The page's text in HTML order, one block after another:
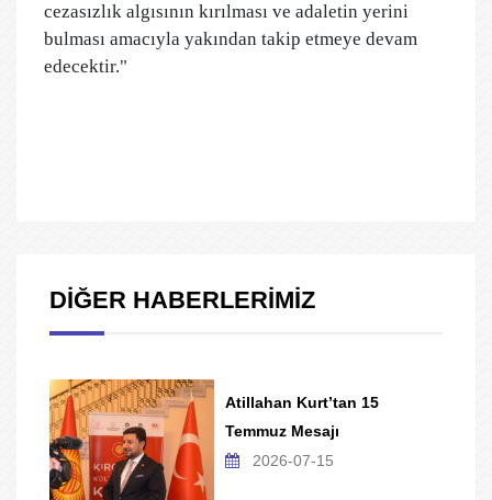
cezasızlık algısının kırılması ve adaletin yerini
bulması amacıyla yakından takip etmeye devam
edecektir."
DİĞER HABERLERİMİZ
Atillahan Kurt’tan 15
Temmuz Mesajı
2026-07-15